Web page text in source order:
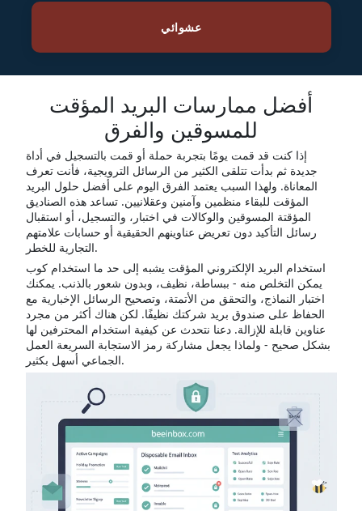
أفضل ممارسات البريد المؤقت
للمسوقين والفرق
إذا كنت قد قمت يومًا بتجربة حملة أو قمت بالتسجيل في أداة
جديدة ثم بدأت تتلقى الكثير من الرسائل الترويجية، فأنت تعرف
المعاناة. ولهذا السبب يعتمد الفرق اليوم على أفضل حلول البريد
المؤقت للبقاء منظمين وآمنين وعقلانيين. تساعد هذه الصناديق
المؤقتة المسوقين والوكالات في اختبار، والتسجيل، أو استقبال
رسائل التأكيد دون تعريض عناوينهم الحقيقية أو حسابات علامتهم
التجارية للخطر.
استخدام البريد الإلكتروني المؤقت يشبه إلى حد ما استخدام كوب
يمكن التخلص منه - ببساطة، نظيف، وبدون شعور بالذنب. يمكنك
اختبار النماذج، والتحقق من الأتمتة، وتصحيح الرسائل الإخبارية مع
الحفاظ على صندوق بريد شركتك نظيفًا. لكن هناك أكثر من مجرد
عناوين قابلة للإزالة. دعنا نتحدث عن كيفية استخدام المحترفين لها
بشكل صحيح - ولماذا يجعل مشاركة رمز الاستجابة السريعة العمل
الجماعي أسهل بكثير.